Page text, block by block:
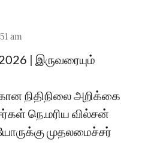
am
| இருவரையும்
நிதிநிலை அறிக்கை
நெ.மரிய வில்சன்
முதலமைச்சர்